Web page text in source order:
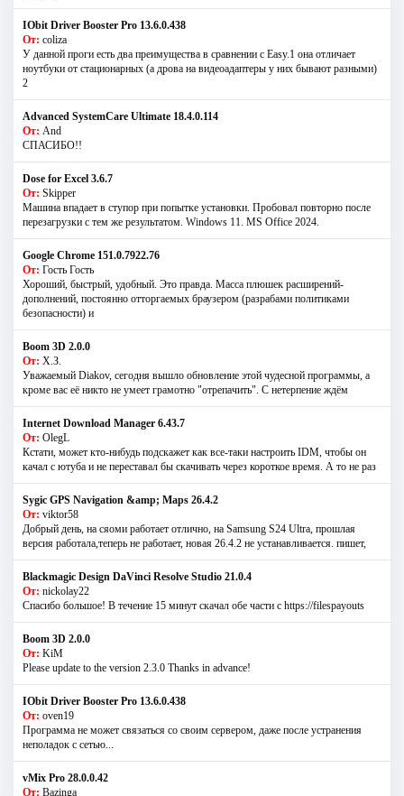
IObit Driver Booster Pro 13.6.0.438
От: coliza
У данной проги есть два преимущества в сравнении с Easy.1 она отличает
ноутбуки от стационарных (а дрова на видеоадаптеры у них бывают разными)
2
Advanced SystemCare Ultimate 18.4.0.114
От: And
СПАСИБО!!
Dose for Excel 3.6.7
От: Skipper
Машина впадает в ступор при попытке установки. Пробовал повторно после
перезагрузки с тем же результатом. Windows 11. MS Offiсe 2024.
Google Chrome 151.0.7922.76
От: Гость Гость
Хороший, быстрый, удобный. Это правда. Масса плюшек расширений-
дополнений, постоянно отторгаемых браузером (разрабами политиками
безопасности) и
Boom 3D 2.0.0
От: Х.З.
Уважаемый Diakov, сегодня вышло обновление этой чудесной программы, а
кроме вас её никто не умеет грамотно "отрепачить". С нетерпение ждём
Internet Download Manager 6.43.7
От: OlegL
Кстати, может кто-нибудь подскажет как все-таки настроить IDM, чтобы он
качал с ютуба и не переставал бы скачивать через короткое время. А то не раз
Sygic GPS Navigation &amp; Maps 26.4.2
От: viktor58
Добрый день, на сяоми работает отлично, на Samsung S24 Ultra, прошлая
версия работала,теперь не работает, новая 26.4.2 не устанавливается. пишет,
Blackmagic Design DaVinci Resolve Studio 21.0.4
От: nickolay22
Спасибо большое! В течение 15 минут скачал обе части с https://filespayouts
Boom 3D 2.0.0
От: KiM
Please update to the version 2.3.0 Thanks in advance!
IObit Driver Booster Pro 13.6.0.438
От: oven19
Программа не может связаться со своим сервером, даже после устранения
неполадок с сетью...
vMix Pro 28.0.0.42
От: Bazinga